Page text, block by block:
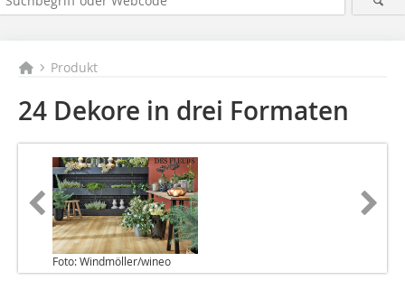
Produkt
24 Dekore in drei Formaten
Foto: Windmöller/wineo